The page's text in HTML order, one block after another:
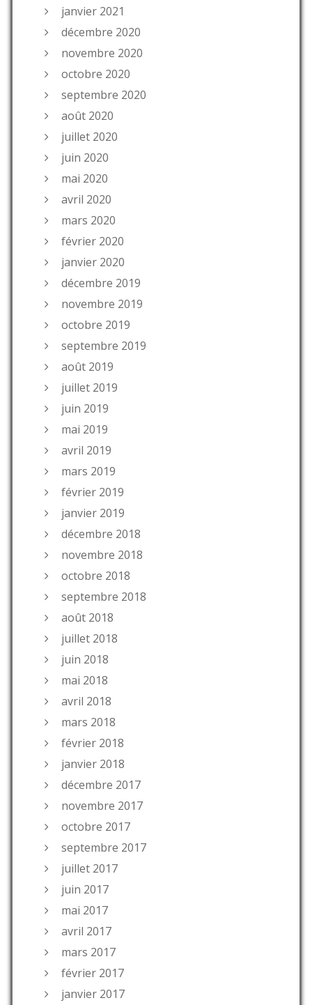
janvier 2021
décembre 2020
novembre 2020
octobre 2020
septembre 2020
août 2020
juillet 2020
juin 2020
mai 2020
avril 2020
mars 2020
février 2020
janvier 2020
décembre 2019
novembre 2019
octobre 2019
septembre 2019
août 2019
juillet 2019
juin 2019
mai 2019
avril 2019
mars 2019
février 2019
janvier 2019
décembre 2018
novembre 2018
octobre 2018
septembre 2018
août 2018
juillet 2018
juin 2018
mai 2018
avril 2018
mars 2018
février 2018
janvier 2018
décembre 2017
novembre 2017
octobre 2017
septembre 2017
juillet 2017
juin 2017
mai 2017
avril 2017
mars 2017
février 2017
janvier 2017